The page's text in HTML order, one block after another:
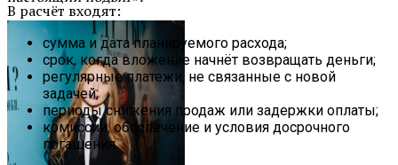
В расчёт входят:
сумма и дата планируемого расхода;
срок, когда вложение начнёт возвращать деньги;
регулярные платежи, не связанные с новой
задачей;
периоды снижения продаж или задержки оплаты;
комиссии, обеспечение и условия досрочного
погашения.